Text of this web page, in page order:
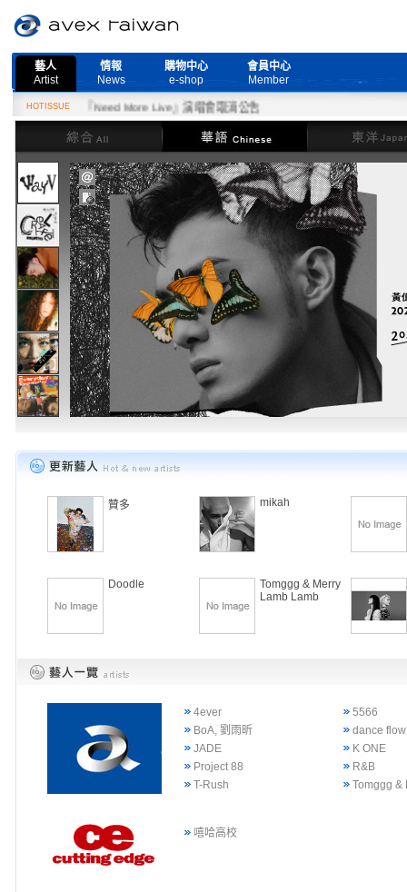
藝人
Artist
情報
News
購物中心
e-shop
會員中心
Member
HOTISSUE
2月27日『Need More Live』演唱會取消公告
綜合
華語 東洋
贊多 mikah
Doodle
Tomggg & Merry
Lamb Lamb
4ever
5566
BoA, 劉雨昕
dance flow
JADE
K ONE
Project 88
R&B
T-Rush
Tomggg &
嘻哈高校